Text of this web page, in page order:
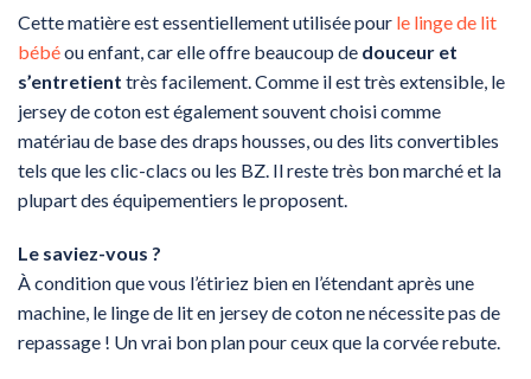
Cette matière est essentiellement utilisée pour le linge de lit
bébéou enfant, car elle offre beaucoup de douceur et
s’entretient très facilement. Comme il est très extensible, le
jersey de coton est également souvent choisi comme
matériau de base des draps housses, ou des lits convertibles
tels que les clic-clacs ou les BZ. Il reste très bon marché et la
plupart des équipementiers le proposent.
Le saviez-vous ?
À condition que vous l’étiriez bien en l’étendant après une
machine, le linge de lit en jersey de coton ne nécessite pas de
repassage ! Un vrai bon plan pour ceux que la corvée rebute.